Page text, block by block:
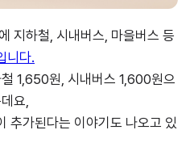
지하철, 시내버스, 마을버스 등
니다.
1,650원, 시내버스 1,600원으
요,
추가된다는 이야기도 나오고 있